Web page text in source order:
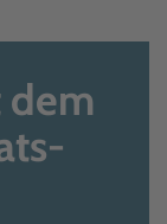
dem